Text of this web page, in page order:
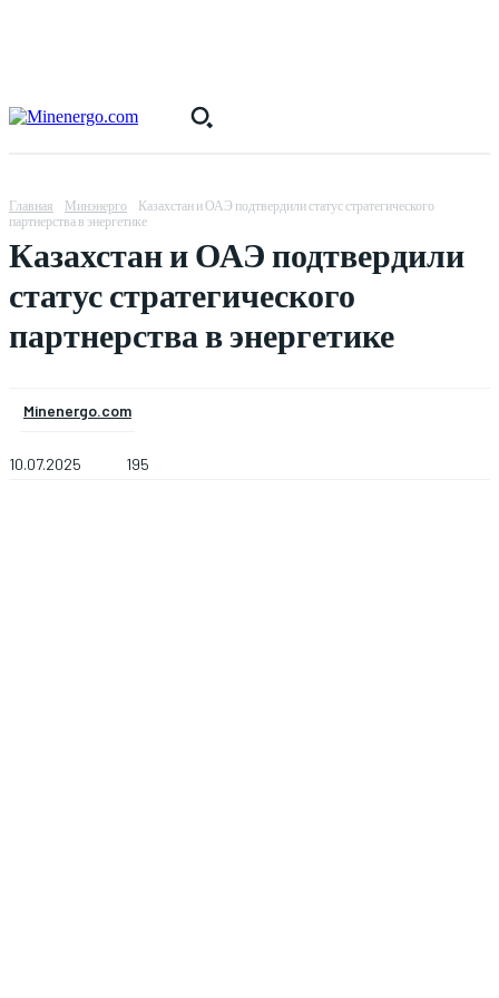
Главная Минэнерго
Казахстан и ОАЭ подтвердили статус стратегического
партнерства в энергетике
Казахстан и ОАЭ подтвердили
статус стратегического
партнерства в энергетике
Minenergo.com
10.07.2025 195